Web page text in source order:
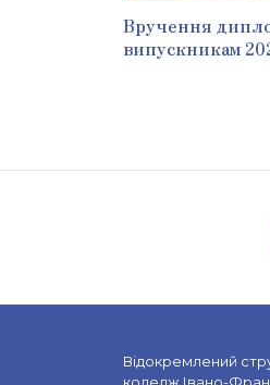
Вручення
випускникам
Відокремлений
коледж Івано-